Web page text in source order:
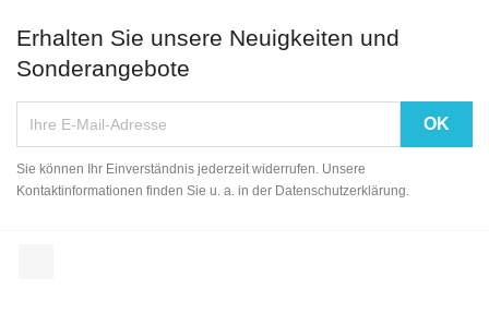
Erhalten Sie unsere Neuigkeiten und
Sonderangebote
Sie können Ihr Einverständnis jederzeit widerrufen. Unsere
Kontaktinformationen finden Sie u. a. in der Datenschutzerklärung.